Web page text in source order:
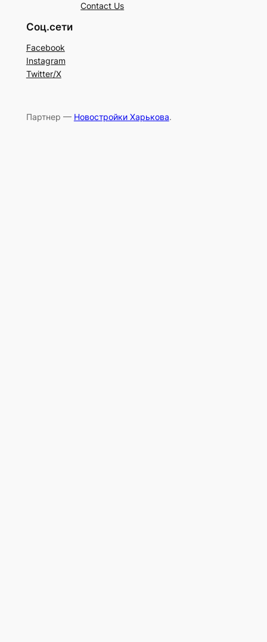
Contact Us
Соц.сети
Facebook
Instagram
Twitter/X
Партнер — Новостройки Харькова.